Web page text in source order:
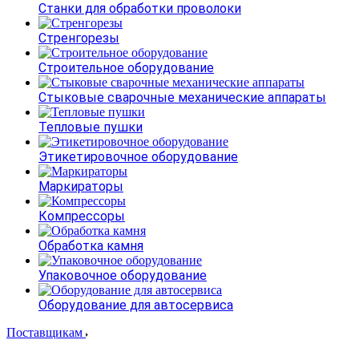
Станки для обработки проволоки
Стренгорезы
Строительное оборудование
Стыковые сварочные механические аппараты
Тепловые пушки
Этикетировочное оборудование
Маркираторы
Компрессоры
Обработка камня
Упаковочное оборудование
Оборудование для автосервиса
Поставщикам